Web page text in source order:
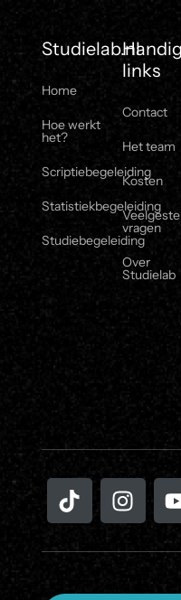
Studielab.nl
Home
Hoe werkt
het?
Scriptiebegeleiding
Statistiekbegeleiding
Studiebegeleiding
links
Contact
Het team
Kosten
vragen
Over
Studielab